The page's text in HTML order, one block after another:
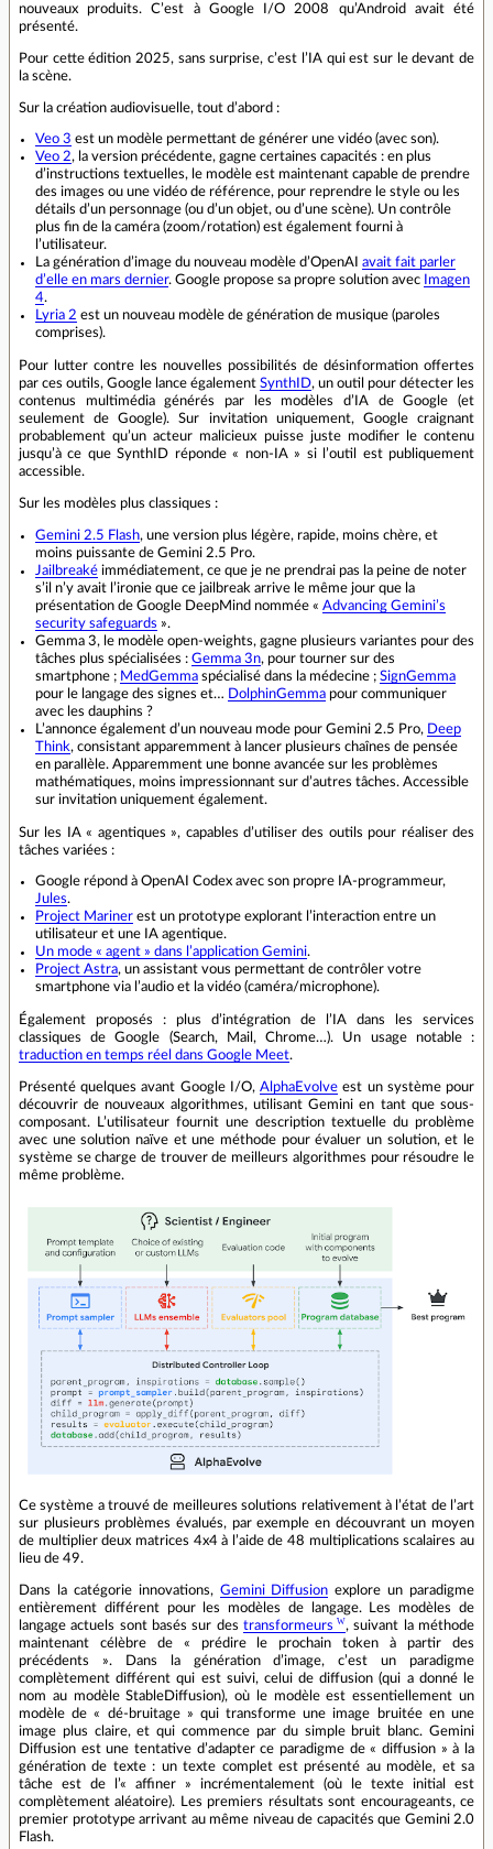
nouveaux produits. C’est à Google I/O 2008 qu’Android avait été
présenté.
Pour cette édition 2025, sans surprise, c’est l’IA qui est sur le devant de
la scène.
Sur la création audiovisuelle, tout d’abord :
Veo 3 est un modèle permettant de générer une vidéo (avec son).
Veo 2, la version précédente, gagne certaines capacités : en plus
d’instructions textuelles, le modèle est maintenant capable de prendre
des images ou une vidéo de référence, pour reprendre le style ou les
détails d’un personnage (ou d’un objet, ou d’une scène). Un contrôle
plus fin de la caméra (zoom/rotation) est également fourni à
l’utilisateur.
La génération d’image du nouveau modèle d’OpenAI avait fait parler
d’elle en mars dernier. Google propose sa propre solution avec
Imagen
4.
Lyria 2 est un nouveau modèle de génération de musique (paroles
comprises).
Pour lutter contre les nouvelles possibilités de désinformation offertes
par ces outils, Google lance également SynthID, un outil pour détecter les
contenus multimédia générés par les modèles d’IA de Google (et
seulement de Google). Sur invitation uniquement, Google craignant
probablement qu’un acteur malicieux puisse juste modifier le contenu
jusqu’à ce que SynthID réponde « non-IA » si l’outil est publiquement
accessible.
Sur les modèles plus classiques :
Gemini 2.5 Flash, une version plus légère, rapide, moins chère, et
moins puissante de Gemini 2.5 Pro.
Jailbreaké immédiatement, ce que je ne prendrai pas la peine de noter
s’il n’y avait l’ironie que ce jailbreak arrive le même jour que la
présentation de Google DeepMind nommée « Advancing Gemini’s
security safeguards ».
Gemma 3, le modèle open-weights, gagne plusieurs variantes pour des
tâches plus spécialisées : Gemma 3n, pour tourner sur des
smartphone ; MedGemma spécialisé dans la médecine ; SignGemma
pour le langage des signes et… DolphinGemma pour communiquer
avec les dauphins ?
L’annonce également d’un nouveau mode pour Gemini 2.5 Pro, Deep
Think, consistant apparemment à lancer plusieurs chaînes de pensée
en parallèle. Apparemment une bonne avancée sur les problèmes
mathématiques, moins impressionnant sur d’autres tâches. Accessible
sur invitation uniquement également.
Sur les IA « agentiques », capables d’utiliser des outils pour réaliser des
tâches variées :
Google répond à OpenAI Codex avec son propre IA-programmeur,
Jules.
Project Mariner est un prototype explorant l’interaction entre un
utilisateur et une IA agentique.
Un mode « agent » dans l’application Gemini.
Project Astra, un assistant vous permettant de contrôler votre
smartphone via l’audio et la vidéo (caméra/microphone).
Également proposés : plus d’intégration de l’IA dans les services
classiques de Google (Search, Mail, Chrome…). Un usage notable :
traduction en temps réel dans Google Meet.
Présenté quelques avant Google I/O,AlphaEvolve est un système pour
découvrir de nouveaux algorithmes, utilisant Gemini en tant que sous-
composant. L’utilisateur fournit une description textuelle du problème
avec une solution naïve et une méthode pour évaluer un solution, et le
système se charge de trouver de meilleurs algorithmes pour résoudre le
même problème.
Ce système a trouvé de meilleures solutions relativement à l’état de l’art
sur plusieurs problèmes évalués, par exemple en découvrant un moyen
de multiplier deux matrices 4x4 à l’aide de 48 multiplications scalaires au
lieu de 49.
Dans la catégorie innovations, Gemini Diffusion explore un paradigme
entièrement différent pour les modèles de langage. Les modèles de
langage actuels sont basés sur des transformeurs
, suivant la méthode
maintenant célèbre de « prédire le prochain token à partir des
précédents ». Dans la génération d’image, c’est un paradigme
complètement différent qui est suivi, celui de diffusion (qui a donné le
nom au modèle StableDiffusion), où le modèle est essentiellement un
modèle de « dé-bruitage » qui transforme une image bruitée en une
image plus claire, et qui commence par du simple bruit blanc. Gemini
Diffusion est une tentative d’adapter ce paradigme de « diffusion » à la
génération de texte : un texte complet est présenté au modèle, et sa
tâche est de l’« affiner » incrémentalement (où le texte initial est
complètement aléatoire). Les premiers résultats sont encourageants, ce
premier prototype arrivant au même niveau de capacités que Gemini 2.0
Flash.